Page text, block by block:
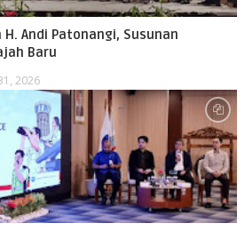
H. Andi Patonangi, Susunan
Baru
2026